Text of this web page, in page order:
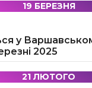
19 БЕРЕЗНЯ
у
2025
21 ЛЮТОГО